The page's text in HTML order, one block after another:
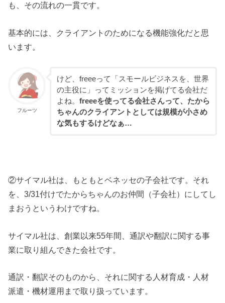
も、その流れの一貫です。
基本的には、クライアントのためになる機能強化だと思
います。
フルーツ
けど、freeeって「スモールビジネスを、世界
の主役に」ってミッションを掲げてる会社だ
よね。 freeeを使ってる会社さんって、たから
ちゃんのクライアントとしては規模が小さめ
な気もするけどなぁ…
②サイマル社は、もともとベネッセの子会社です。それ
を、3/31付けでたからちゃんのお仲間（子会社）にしてし
まおうというわけですね。
サイマル社は、創業以来55年間、通訳や翻訳に関する事
業に取り組んできた会社です。
通訳・翻訳そのものから、それに関する人材育成・人材
派遣・機材運用まで取り扱っています。